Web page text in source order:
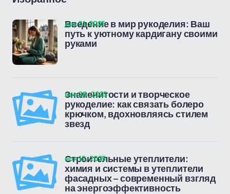
Введение в мир рукоделия: Ваш
путь к уютному кардигану своими
руками
дек 01, 2025
Знаменитости и творческое
рукоделие: как связать болеро
крючком, вдохновляясь стилем
звезд
ноя 28, 2025
Строительные утеплители:
химия и системы в утеплители
фасадных – современный взгляд
на энергоэффективность
ноя 12, 2025